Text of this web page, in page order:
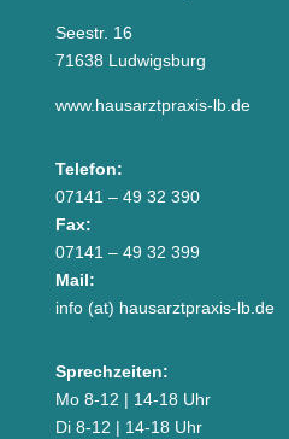
Seestr. 16
71638 Ludwigsburg
www.hausarztpraxis-lb.de
Telefon:
07141 – 49 32 390
Fax:
07141 – 49 32 399
Mail:
info (at) hausarztpraxis-lb.de
Sprechzeiten:
Mo 8-12 | 14-18 Uhr
Di 8-12 | 14-18 Uhr